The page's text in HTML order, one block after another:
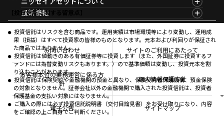
【投資信託に関する留意点】
投資信託はリスクを含む商品です。運用実績は市場環境等により変動し、運用成
果（損益）はすべて投資家の皆様のものとなります。元本および利回りが保証され
た商品ではありません。
投資信託は値動きのある有価証券等に投資します（また、外国証券に投資するフ
ァンドには為替変動リスクもあります。）ので基準価額は変動し、投資元本を割
り込むことがあります。
投資信託は保険契約や金融機関の預金と異なり、保険契約者保護機構、預金保険
の対象となりません。証券会社以外の金融機関で購入された投資信託は、投資者
保護基金の支払い対象にはなりません。
ご購入の際には必ず投資信託説明書（交付目論見書）をお受け取りになり、内容
をご確認の上ご自身でご判断ください。
海外休日カレンダー
投資信託新商品のご案内
投資信託償還商品のご案内
ちょこっと3分！ファンドシアター
有価証券届出書の効力の発生の有無について
こだわりのインデックスファンド 購入・換金手数料
なしシリーズ
確定拠出年金について
コラム
ファンドレポート
資産形成サービス
Nダイレクト
Goal Navi
資産形成サポート
NAMシティ
お問い合わせ
よくあるご質問
投資の教室
サステナビリティ経営
サステナブル投資
ニッセイアセットについてTOP
会社情報
プレスリリース
受賞歴
方針・その他開示情報
採用情報
公式キャラクターのご紹介
最新情報
マーケットニュース
商品ニュース
おしらせ
メディアお問い合わせ サイトのご利用にあたって
お客様本位の業務運営に係る方
針
個人情報保護方針
電子公告 サイトマップ